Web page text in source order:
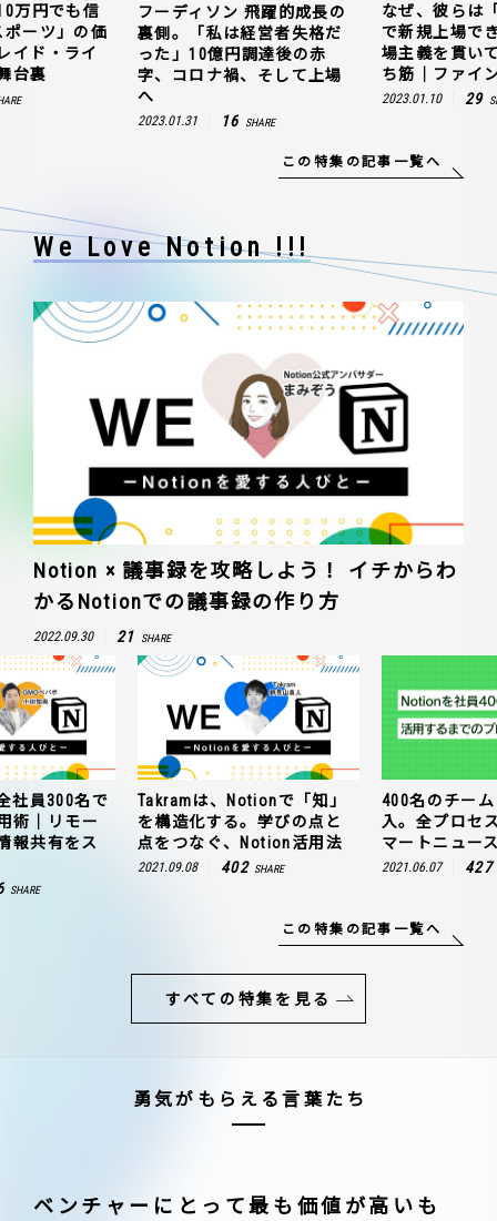
万円でも信
ーツ」の価
イド・ライ
台裏
フーディソン 飛躍的成長の
裏側。「私は経営者失格だ
った」10億円調達後の赤
字、コロナ禍、そして上場
へ
2023.01.31 16 SHARE
なぜ、彼らは
で新規上場で
場主義を貫い
ち筋｜ファイ
2023.01.10 29
この特集の記事一覧へ
We Love Notion !!!
Notion × 議事録を攻略しよう！ イチからわ
かるNotionでの議事録の作り方
2022.09.30 21 SHARE
社員300名で
術｜リモー
報共有をス
SHARE
Takramは、Notionで「知」
を構造化する。学びの点と
点をつなぐ、Notion活用法
2021.09.08 402 SHARE
400名のチー
入。全プロセ
マートニュー
2021.06.07 427
この特集の記事一覧へ
すべての特集を見る
勇気がもらえる言葉たち
ベンチャーにとって最も価値が高いも